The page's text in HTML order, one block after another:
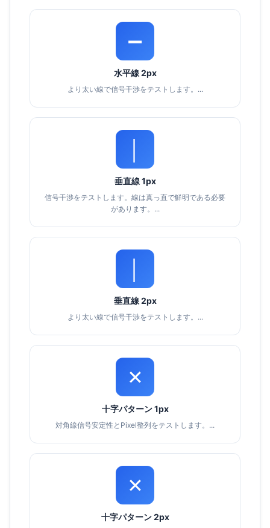
➖
水平線 2px
より太い線で信号干渉をテストします。...
垂直線 1px
信号干渉をテストします。線は真っ直で鮮明である必要
があります。...
垂直線 2px
より太い線で信号干渉をテストします。...
✕
十字パターン 1px
対角線信号安定性とPixel整列をテストします。...
✕
十字パターン 2px